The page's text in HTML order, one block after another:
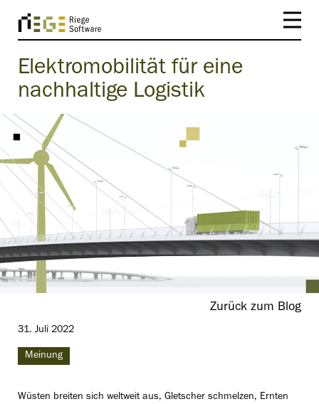
Elektromobilität für eine
nachhaltige Logistik
31. Juli 2022
Meinung
Zurück zum Blog
Wüsten breiten sich weltweit aus, Gletscher schmelzen, Ernten